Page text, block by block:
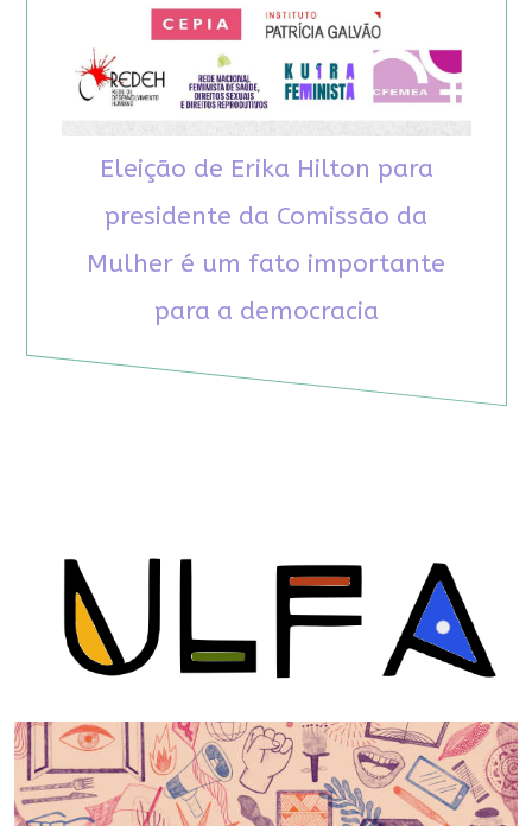
Eleição de Erika Hilton para
presidente da Comissão da
Mulher é um fato importante
para a democracia